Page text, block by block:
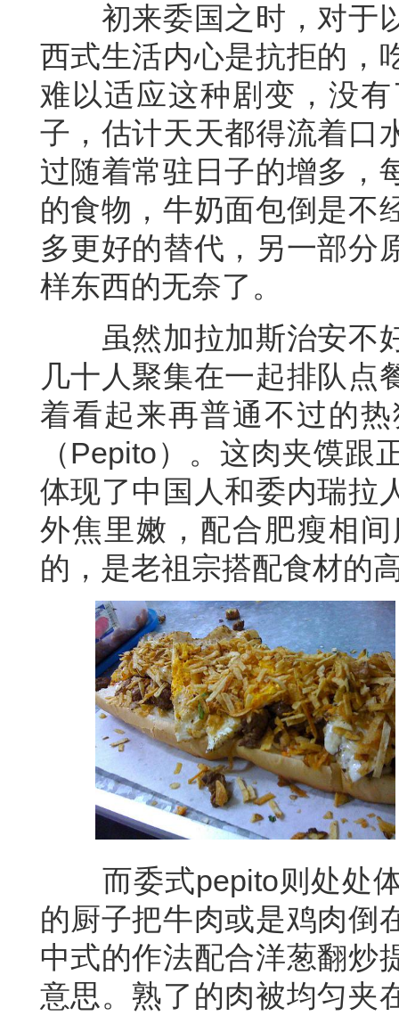
初来委国之时，对于以
西式生活内心是抗拒的，
难以适应这种剧变，没
子，估计天天都得流着口
过随着常驻日子的增多，
的食物，牛奶面包倒是不
多更好的替代，另一部分
样东西的无奈了。
虽然加拉加斯治安不好
几十人聚集在一起排队点
着看起来再普通不过的
（Pepito）。这肉夹馍
体现了中国人和委内瑞拉
外焦里嫩，配合肥瘦相
的，是老祖宗搭配食材的
而委式pepito则处处体
的厨子把牛肉或是鸡肉倒
中式的作法配合洋葱翻炒
意思。熟了的肉被均匀夹